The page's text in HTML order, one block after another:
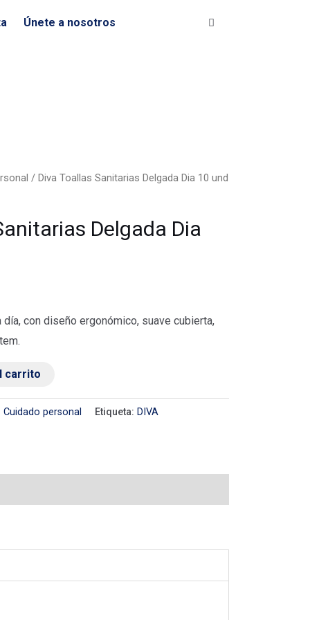
Únete a nosotros
/ Diva Toallas Sanitarias Delgada Dia 10 und
Delgada Dia
con diseño ergonómico, suave cubierta,
carrito
Cuidado personal Etiqueta: DIVA